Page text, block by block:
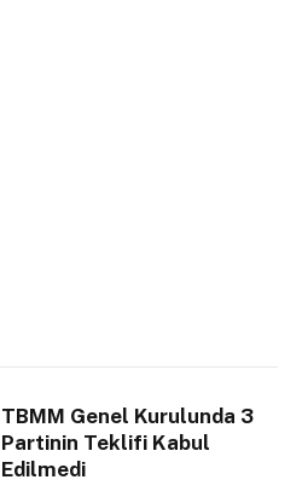
TBMM Genel Kurulunda 3
Partinin Teklifi Kabul
Edilmedi